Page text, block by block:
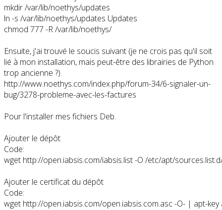
mkdir /var/lib/noethys/updates
ln -s /var/lib/noethys/updates Updates
chmod 777 -R /var/lib/noethys/
Ensuite, j'ai trouvé le soucis suivant (je ne crois pas qu'il soit
lié à mon installation, mais peut-être des librairies de Python
trop ancienne ?).
http://www.noethys.com/index.php/forum-34/6-signaler-un-
bug/3278-probleme-avec-les-factures
Pour l'installer mes fichiers Deb.
Ajouter le dépôt
Code:
wget http://open.iabsis.com/iabsis.list -O /etc/apt/
Ajouter le certificat du dépôt
Code:
wget http://open.iabsis.com/open.iabsis.com.asc -O- | apt-key